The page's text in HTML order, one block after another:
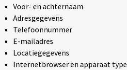
Sinterklaas
Sleutelhangers en Lanyards
Snoepgoed
Balpennen
Schoenen
Sweaters
T-Shirts
Goodiebags
Heuptassen
Jute tassen
Voor- en achternaam
Adresgegevens
Telefoonnummer
E-mailadres
Locatiegegevens
Internetbrowser en apparaat type